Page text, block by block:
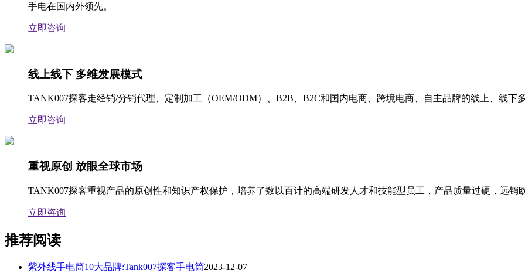
手电在国内外领先。
立即咨询
线上线下 多维发展模式
TANK007探客走经销/分销代理、定制加工（OEM/ODM）、B2B、B2C和国内电商、跨境电商、自主品牌的线上、线
立即咨询
重视原创 放眼全球市场
TANK007探客重视产品的原创性和知识产权保护，培养了数以百计的高端研发人才和技能型员工，产品质量过硬，远
立即咨询
推荐阅读
紫外线手电筒10大品牌:Tank007探客手电筒2023-12-07